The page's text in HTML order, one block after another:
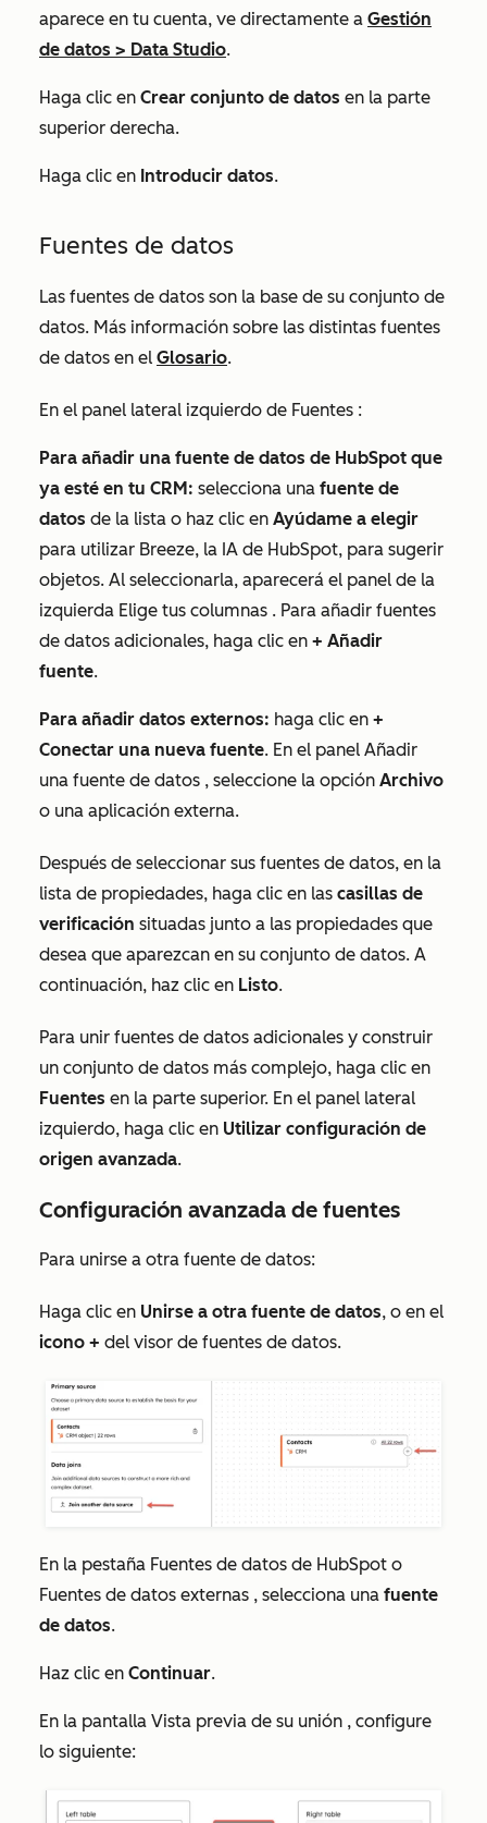
aparece en tu cuenta, ve directamente a Gestión
de datos > Data Studio.
Haga clic en Crear conjunto de datos en la parte
superior derecha.
Haga clic en Introducir datos.
Fuentes de datos
Las fuentes de datos son la base de su conjunto de
datos. Más información sobre las distintas fuentes
de datos en el Glosario.
En el panel lateral izquierdo de Fuentes :
Para añadir una fuente de datos de HubSpot que
ya esté en tu CRM: selecciona una fuente de
datos de la lista o haz clic en Ayúdame a elegir
para utilizar Breeze, la IA de HubSpot, para sugerir
objetos. Al seleccionarla, aparecerá el panel de la
izquierda Elige tus columnas . Para añadir fuentes
de datos adicionales, haga clic en + Añadir
fuente.
Para añadir datos externos: haga clic en +
Conectar una nueva fuente. En el panel Añadir
una fuente de datos , seleccione la opción Archivo
o una aplicación externa.
Después de seleccionar sus fuentes de datos, en la
lista de propiedades, haga clic en las casillas de
verificación situadas junto a las propiedades que
desea que aparezcan en su conjunto de datos. A
continuación, haz clic en Listo.
Para unir fuentes de datos adicionales y construir
un conjunto de datos más complejo, haga clic en
Fuentes en la parte superior. En el panel lateral
izquierdo, haga clic en Utilizar configuración de
origen avanzada.
Configuración avanzada de fuentes
Para unirse a otra fuente de datos:
Haga clic en Unirse a otra fuente de datos, o en el
icono + del visor de fuentes de datos.
En la pestaña Fuentes de datos de HubSpot o
Fuentes de datos externas , selecciona una fuente
de datos.
Haz clic en Continuar.
En la pantalla Vista previa de su unión , configure
lo siguiente: